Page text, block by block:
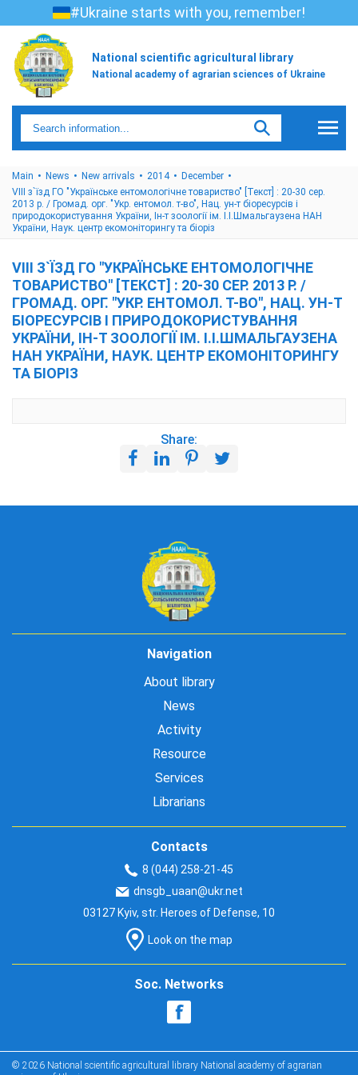
#Ukraine starts with you, remember!
National scientific agricultural library
National academy of agrarian sciences of Ukraine
Main News New arrivals 2014
December
VIII з`їзд ГО "Українське ентомологічне товариство" [Текст] : 20-30 сер.
2013 р. / Громад. орг. "Укр. ентомол. т-во", Нац. ун-т біоресурсів і
природокористування України, Ін-т зоології ім. І.І.Шмальгаузена НАН
України, Наук. центр екомоніторингу та біоріз
VIII З`ЇЗД ГО "УКРАЇНСЬКЕ ЕНТОМОЛОГІЧНЕ
ТОВАРИСТВО" [ТЕКСТ] : 20-30 СЕР. 2013 Р. /
ГРОМАД. ОРГ. "УКР. ЕНТОМОЛ. Т-ВО", НАЦ. УН-Т
БІОРЕСУРСІВ І ПРИРОДОКОРИСТУВАННЯ
УКРАЇНИ, ІН-Т ЗООЛОГІЇ ІМ. І.І.ШМАЛЬГАУЗЕНА
НАН УКРАЇНИ, НАУК. ЦЕНТР ЕКОМОНІТОРИНГУ
ТА БІОРІЗ
Share:
Navigation
About library
News
Activity
Resource
Services
Librarians
Contacts
8 (044) 258-21-45
dnsgb_uaan@ukr.net
03127 Kyiv, str. Heroes of Defense, 10
Look on the map
Soc. Networks
© 2026 National scientific agricultural library National academy of agrarian